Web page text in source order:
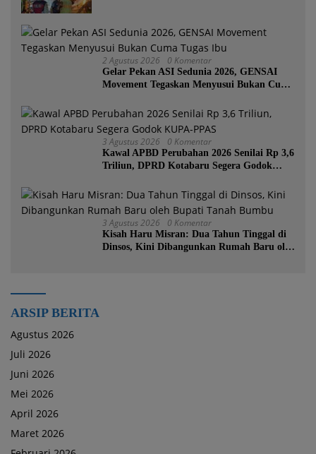
2 Agustus 2026 0 Komentar
Gelar Pekan ASI Sedunia 2026, GENSAI
Movement Tegaskan Menyusui Bukan Cuma
3 Agustus 2026 0 Komentar
Kawal APBD Perubahan 2026 Senilai Rp 3,6
Triliun, DPRD Kotabaru Segera Godok
3 Agustus 2026 0 Komentar
Kisah Haru Misran: Dua Tahun Tinggal di
Dinsos, Kini Dibangunkan Rumah Baru oleh
ARSIP BERITA
Agustus 2026
Juli 2026
Juni 2026
Mei 2026
April 2026
Maret 2026